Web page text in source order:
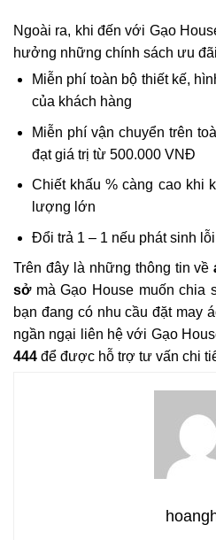
Ngoài ra, khi đến với Gạo
hưởng những chính sách ưu
Miễn phí toàn bộ thiết kế,
của khách hàng
Miễn phí vận chuyển trên
đạt giá trị từ 500.000 VNĐ
Chiết khấu % càng cao khi
lượng lớn
Đổi trả 1 – 1 nếu phát sinh
Trên đây là những thông tin về
sởmà Gạo House muốn chia
bạn đang có nhu cầu đặt may
ngần ngại liên hệ với Gạo
444 để được hỗ trợ tư vấn chi